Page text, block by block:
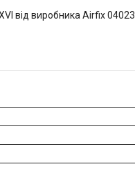
від виробника Airfix 04023